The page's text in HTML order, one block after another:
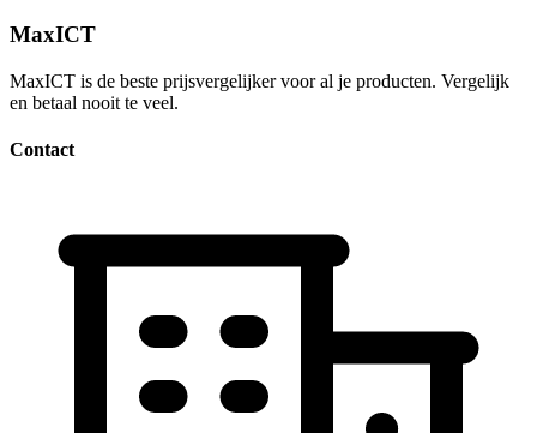
MaxICT
MaxICT is de beste prijsvergelijker voor al je producten. Vergelijk
en betaal nooit te veel.
Contact